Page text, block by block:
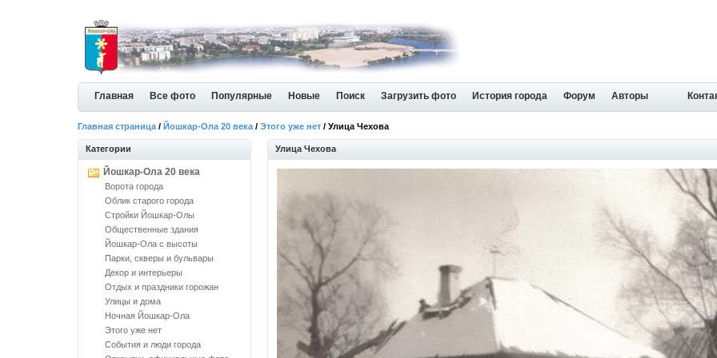
Главная Все фото Популярные Новые Поиск Загрузить фото История города Форум Авторы
Главная страница / Йошкар-Ола 20 века / Этого уже нет / Улица Чехова
Категории
Йошкар-Ола 20 века
Ворота города
Облик старого города
Стройки Йошкар-Олы
Общественные здания
Йошкар-Ола с высоты
Парки, скверы и бульвары
Декор и интерьеры
Отдых и праздники горожан
Улицы и дома
Ночная Йошкар-Ола
Этого уже нет
События и люди города
Улица Чехова